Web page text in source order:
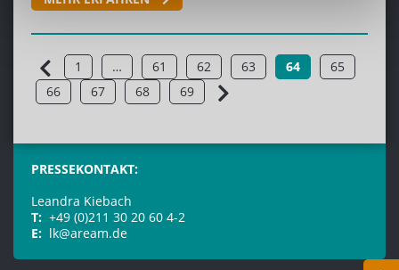
1 … 61 62 63 64
65
66
67 68 69
PRESSEKONTAKT:
Leandra Kiebach
T: +49 (0)211 30 20 60 4-2
E: lk@aream.de